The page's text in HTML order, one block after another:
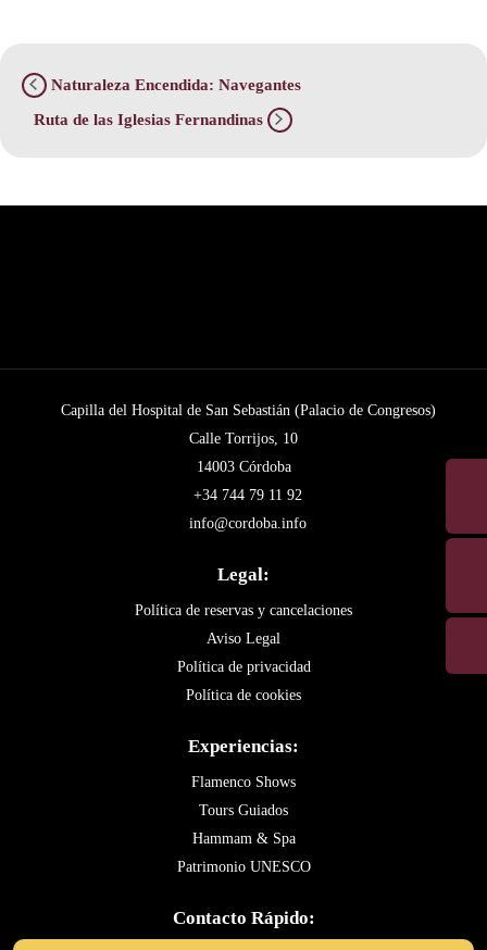
Naturaleza Encendida: Navegantes
Ruta de las Iglesias Fernandinas
Capilla del Hospital de San Sebastián (Palacio de Congresos)
Calle Torrijos, 10
14003 Córdoba
+34 744 79 11 92
info@cordoba.info
Legal:
Política de reservas y cancelaciones
Aviso Legal
Política de privacidad
Política de cookies
Experiencias:
Flamenco Shows
Tours Guiados
Hammam & Spa
Patrimonio UNESCO
Contacto Rápido: